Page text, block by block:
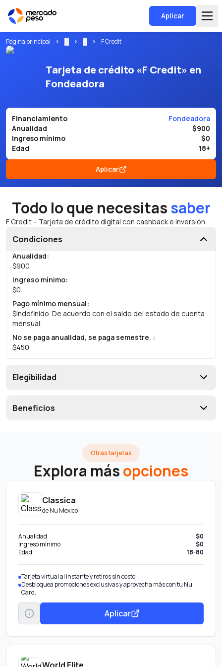
Aplicar
Página principal F Credit
Tarjeta de crédito «F Credit» en
Fondeadora
Financiamiento
Fondeadora
Anualidad
$900
Ingreso mínimo
$0
Edad
18+
Aplicar
Todo lo que necesitassaber
F Credit – Tarjeta de crédito digital con cashback e inversión.
Condiciones
Anualidad:
$900
Ingreso mínimo:
$0
Pago mínimo mensual:
$Indefinido. De acuerdo con el saldo del estado de cuenta
mensual.
No se paga anualidad, se paga semestre. :
$450
Elegibilidad
Beneficios
Otras tarjetas
Explora másopciones
Classica
deNu México
Anualidad
$0
Ingreso mínimo
$0
Edad
18-80
Tarjeta virtual al instante y retiros sin costo.
Desbloquea promociones exclusivas y aprovecha más con tu Nu
Card.
Aplicar
World Elite